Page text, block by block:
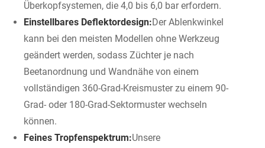
Überkopfsystemen, die 4,0 bis 6,0 bar erfordern.
Einstellbares Deflektordesign:Der Ablenkwinkel
kann bei den meisten Modellen ohne Werkzeug
geändert werden, sodass Züchter je nach
Beetanordnung und Wandnähe von einem
vollständigen 360-Grad-Kreismuster zu einem 90-
Grad- oder 180-Grad-Sektormuster wechseln
können.
Feines Tropfenspektrum:Unsere